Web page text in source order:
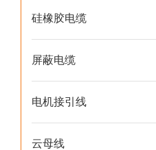
硅橡胶电缆
屏蔽电缆
电机接引线
云母线